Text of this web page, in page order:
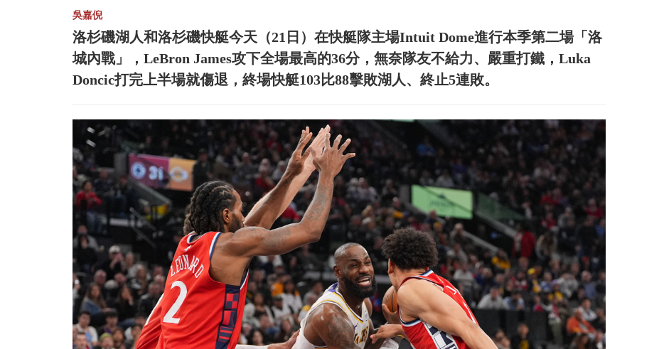
吳嘉倪
洛杉磯湖人和洛杉磯快艇今天（21日）在快艇隊主場Intuit Dome進行本季第二場「洛
城內戰」，LeBron James攻下全場最高的36分，無奈隊友不給力、嚴重打鐵，Luka
Doncic打完上半場就傷退，終場快艇103比88擊敗湖人、終止5連敗。